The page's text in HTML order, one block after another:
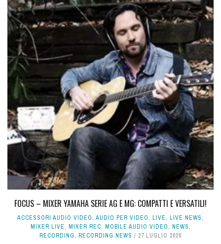
FOCUS – MIXER YAMAHA SERIE AG E MG: COMPATTI E VERSATILI!
ACCESSORI AUDIO VIDEO, AUDIO PER VIDEO, LIVE, LIVE NEWS,
MIXER LIVE, MIXER REC, MOBILE AUDIO VIDEO, NEWS,
RECORDING, RECORDING NEWS 27 LUGLIO 2020